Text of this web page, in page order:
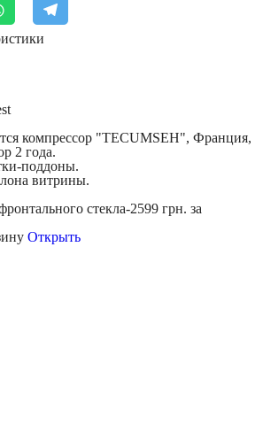
компрессор "TECUMSEH", Франция,
2 года.
поддоны.
витрины.
стекла-2599 грн. за
Открыть